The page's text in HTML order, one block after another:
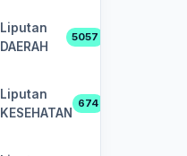
Liputan
DAERAH
5057
Liputan
KESEHATAN
674